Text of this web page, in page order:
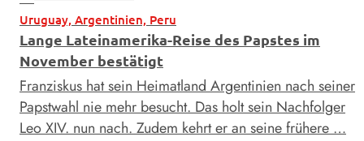
Uruguay, Argentinien, Peru
Lange Lateinamerika-Reise des Papstes im
November bestätigt
Franziskus hat sein Heimatland Argentinien nach seiner
Papstwahl nie mehr besucht. Das holt sein Nachfolger
Leo XIV. nun nach. Zudem kehrt er an seine frühere …